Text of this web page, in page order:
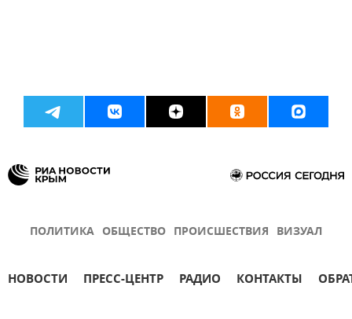
ПОЛИТИКА ОБЩЕСТВО ПРОИСШЕСТВИЯ ВИЗУАЛ
НОВОСТИ ПРЕСС-ЦЕНТР РАДИО КОНТАКТЫ